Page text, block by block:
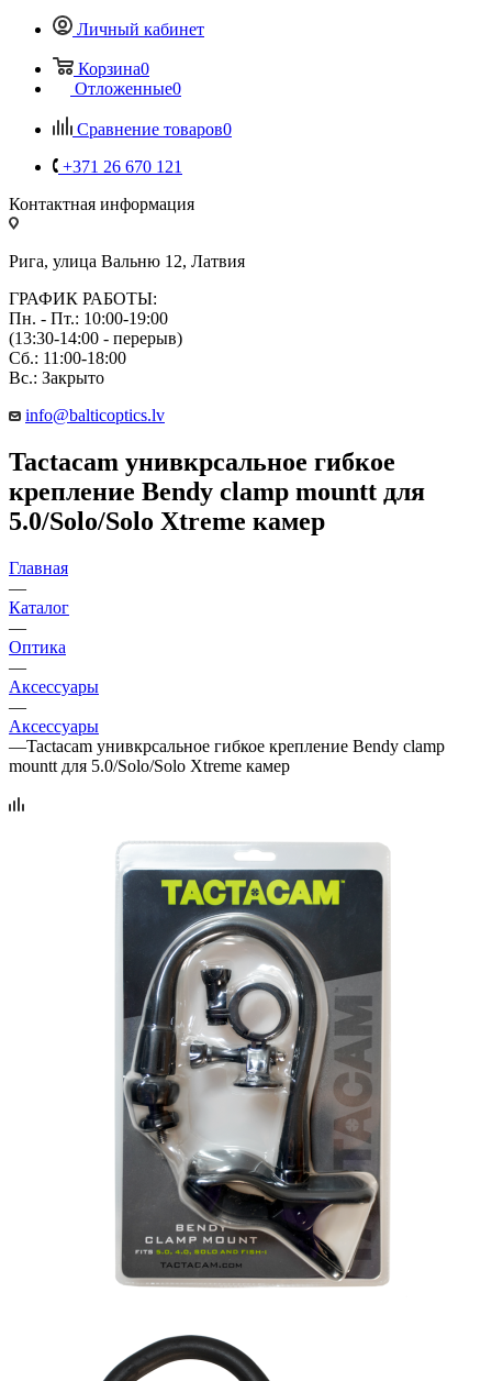
Личный кабинет
Корзина0
Отложенные0
Сравнение товаров0
+371 26 670 121
Контактная информация
Рига, улица Вальню 12, Латвия
ГРАФИК РАБОТЫ:
Пн. - Пт.: 10:00-19:00
(13:30-14:00 - перерыв)
Сб.: 11:00-18:00
Вс.: Закрыто
info@balticoptics.lv
Tactacam унивкрсальное гибкое
крепление Bendy clamp mountt для
5.0/Solo/Solo Xtreme камер
Главная
—
Каталог
—
Оптика
—
Аксессуары
—
Аксессуары
—Tactacam унивкрсальное гибкое крепление Bendy clamp
mountt для 5.0/Solo/Solo Xtreme камер